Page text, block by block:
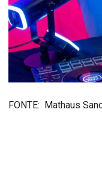
FONTE: Mathaus